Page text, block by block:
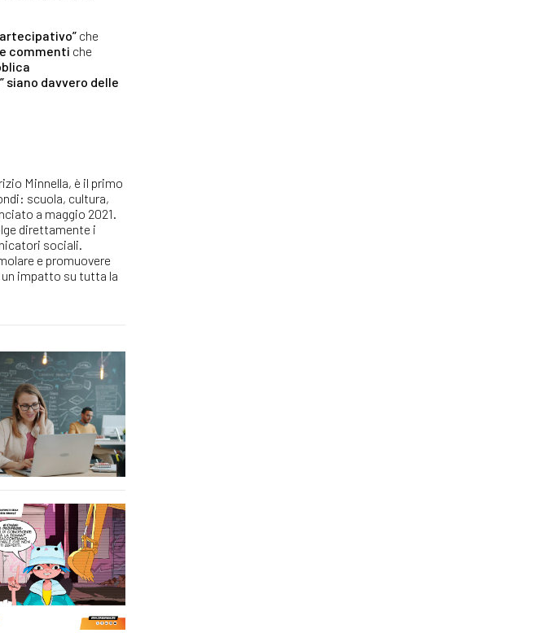
che
commenti che
siano davvero delle
Minnella, è il primo
scuola, cultura,
a maggio 2021.
direttamente i
sociali.
e promuovere
impatto su tutta la